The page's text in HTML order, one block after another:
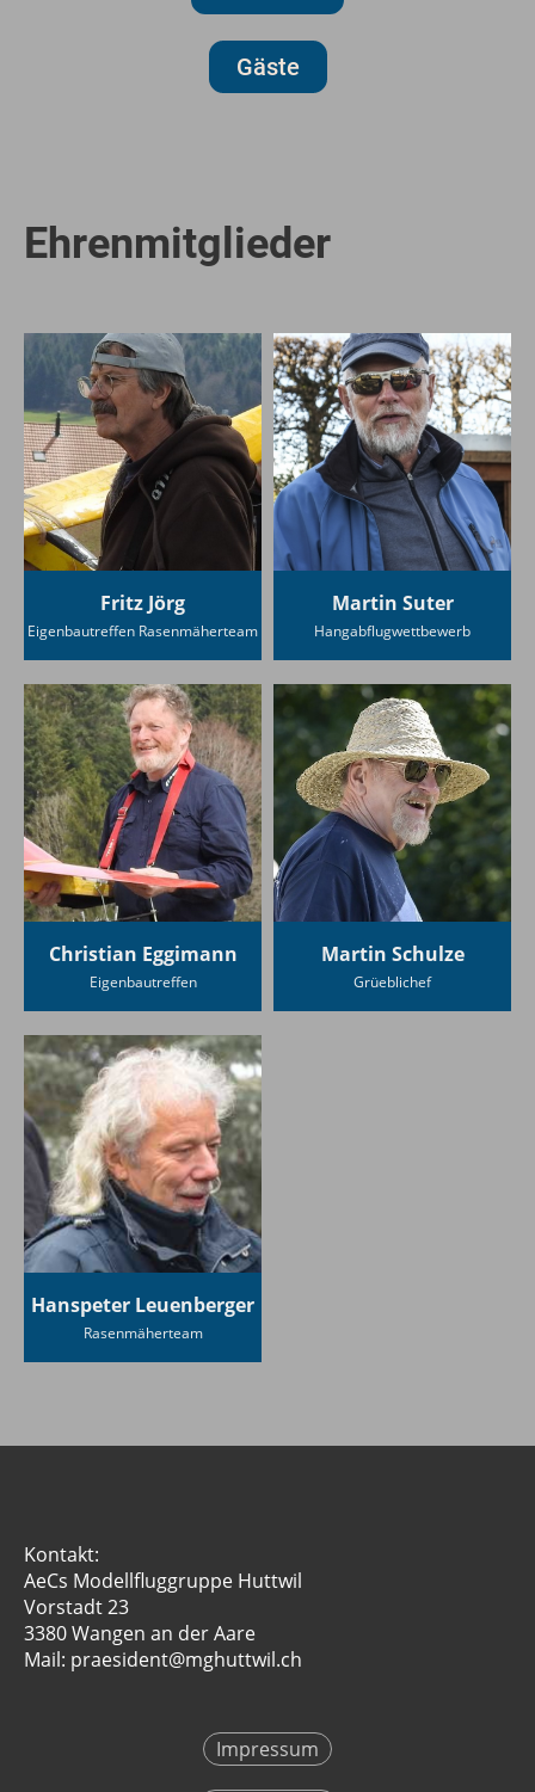
Gäste
Ehrenmitglieder
Fritz Jörg
Eigenbautreffen Rasenmäherteam
Martin Suter
Hangabflugwettbewerb
Christian Eggimann
Eigenbautreffen
Martin Schulze
Grüeblichef
Hanspeter Leuenberger
Rasenmäherteam
Kontakt:
AeCs Modellfluggruppe Huttwil
Vorstadt 23
3380 Wangen an der Aare
Mail: praesident@mghuttwil.ch
Impressum